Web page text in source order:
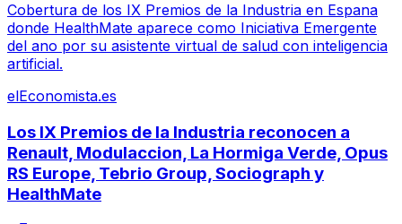
Cobertura de los IX Premios de la Industria en Espana
donde HealthMate aparece como Iniciativa Emergente
del ano por su asistente virtual de salud con inteligencia
artificial.
elEconomista.es
Los IX Premios de la Industria reconocen a
Renault, Modulaccion, La Hormiga Verde, Opus
RS Europe, Tebrio Group, Sociograph y
HealthMate